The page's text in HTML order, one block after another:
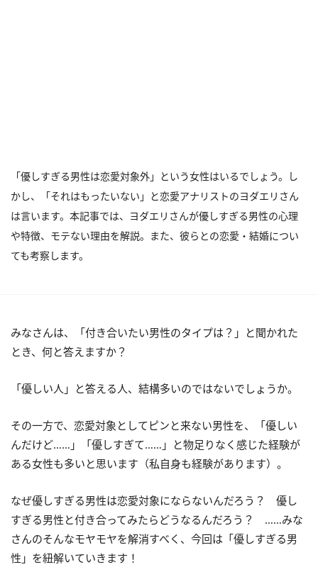
「優しすぎる男性は恋愛対象外」という女性はいるでしょう。し
かし、「それはもったいない」と恋愛アナリストのヨダエリさん
は言います。本記事では、ヨダエリさんが優しすぎる男性の心理
や特徴、モテない理由を解説。また、彼らとの恋愛・結婚につい
ても考察します。
みなさんは、「付き合いたい男性のタイプは？」と聞かれた
とき、何と答えますか？
「優しい人」と答える人、結構多いのではないでしょうか。
その一方で、恋愛対象としてピンと来ない男性を、「優しい
んだけど……」「優しすぎて……」と物足りなく感じた経験が
ある女性も多いと思います（私自身も経験があります）。
なぜ優しすぎる男性は恋愛対象にならないんだろう？ 優し
すぎる男性と付き合ってみたらどうなるんだろう？ ……みな
さんのそんなモヤモヤを解消すべく、今回は「優しすぎる男
性」を紐解いていきます！